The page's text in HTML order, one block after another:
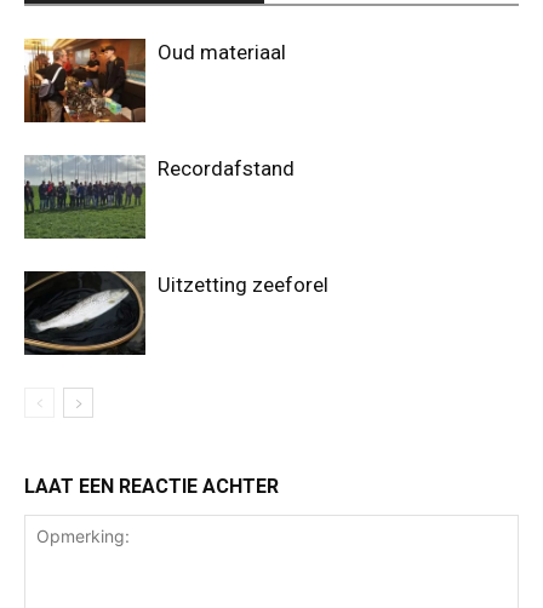
Oud materiaal
Recordafstand
Uitzetting zeeforel
LAAT EEN REACTIE ACHTER